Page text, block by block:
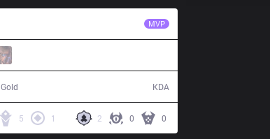
MVP
Gold KDA
2 0 0
5 1